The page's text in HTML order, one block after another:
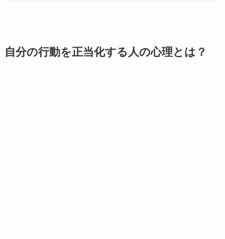
自分の行動を正当化する人の心理とは？